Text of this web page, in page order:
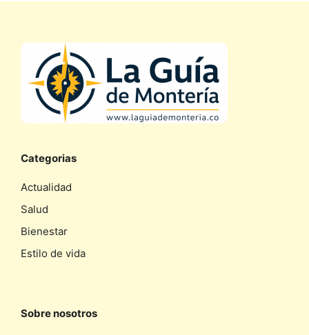
Categorias
Actualidad
Salud
Bienestar
Estilo de vida
Sobre nosotros